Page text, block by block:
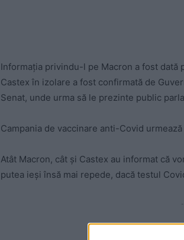
Informația privindu-l pe Macron a fost
Castex în izolare a fost confirmată de
Senat, unde urma să le prezinte public
Campania de vaccinare anti-Covid
Atât Macron, cât și Castex au informat că
putea ieși însă mai repede, dacă testul